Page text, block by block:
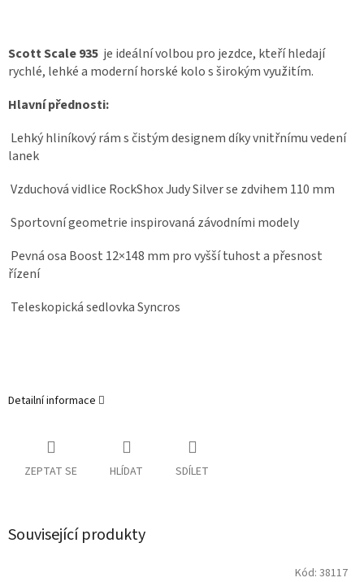
Scott Scale 935 je ideální volbou pro jezdce, kteří hledají
rychlé, lehké a moderní horské kolo s širokým využitím.
Hlavní přednosti:
Lehký hliníkový rám s čistým designem díky vnitřnímu vedení
lanek
Vzduchová vidlice RockShox Judy Silver se zdvihem 110 mm
Sportovní geometrie inspirovaná závodními modely
Pevná osa Boost 12×148 mm pro vyšší tuhost a přesnost
řízení
Teleskopická sedlovka Syncros
Detailní informace
ZEPTAT SE HLÍDAT SDÍLET
Související produkty
Kód: 38117